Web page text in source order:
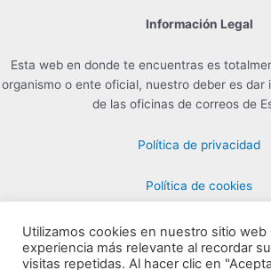
Información Legal
Esta web en donde te encuentras es
organismo o ente oficial, nuestro deber es dar
de las oficinas de correos de
Política de privacidad
Política de cookies
Contacto para Publicidad en
Utilizamos cookies en nuestro sitio web
experiencia más relevante al recordar
visitas repetidas. Al hacer clic en